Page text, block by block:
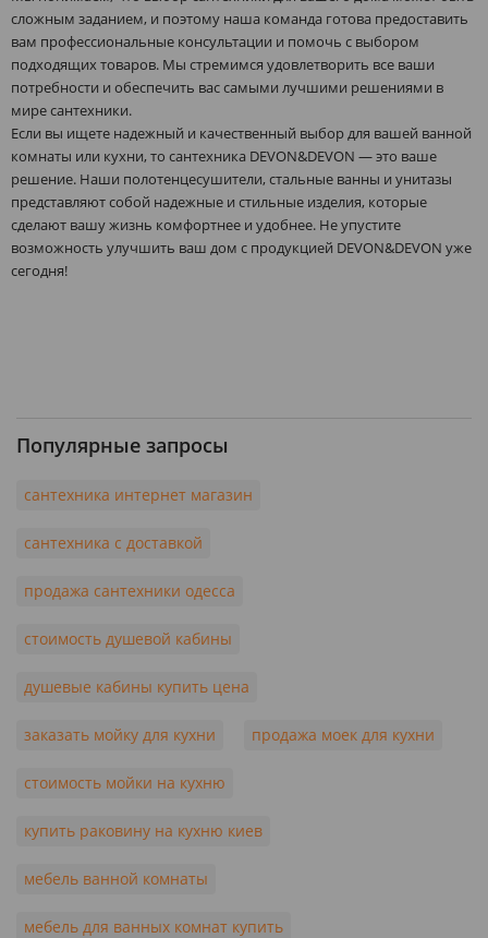
сложным заданием, и поэтому наша команда готова предоставить
вам профессиональные консультации и помочь с выбором
подходящих товаров. Мы стремимся удовлетворить все ваши
потребности и обеспечить вас самыми лучшими решениями в
мире сантехники.
Если вы ищете надежный и качественный выбор для вашей ванной
комнаты или кухни, то сантехника DEVON&DEVON — это ваше
решение. Наши полотенцесушители, стальные ванны и унитазы
представляют собой надежные и стильные изделия, которые
сделают вашу жизнь комфортнее и удобнее. Не упустите
возможность улучшить ваш дом с продукцией DEVON&DEVON уже
сегодня!
Популярные запросы
сантехника интернет магазин
сантехника с доставкой
продажа сантехники одесса
стоимость душевой кабины
душевые кабины купить цена
заказать мойку для кухни продажа моек для кухни
стоимость мойки на кухню
купить раковину на кухню киев
мебель ванной комнаты
мебель для ванных комнат купить